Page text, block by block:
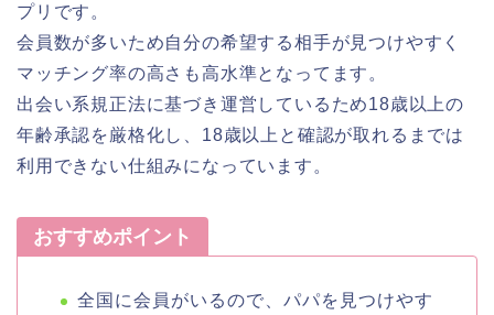
プリです。
会員数が多いため自分の希望する相手が見つけやすく
マッチング率の高さも高水準となってます。
出会い系規正法に基づき運営しているため18歳以上の
年齢承認を厳格化し、18歳以上と確認が取れるまでは
利用できない仕組みになっています。
おすすめポイント
全国に会員がいるので、パパを見つけやす